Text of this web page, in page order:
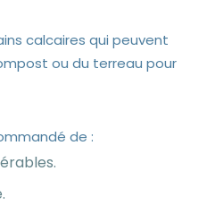
calcaires qui peuvent
ou du terreau pour
de :